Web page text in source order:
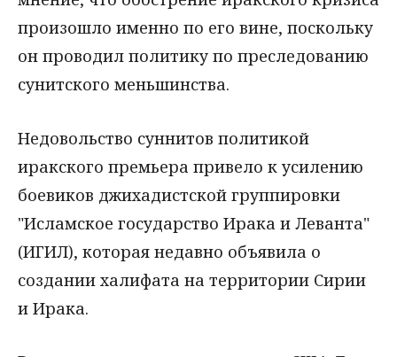
произошло именно по его вине, поскольку
он проводил политику по преследованию
сунитского меньшинства.
Недовольство суннитов политикой
иракского премьера привело к усилению
боевиков джихадистской группировки
"Исламское государство Ирака и Леванта"
(ИГИЛ), которая недавно объявила о
создании халифата на территории Сирии
и Ирака.